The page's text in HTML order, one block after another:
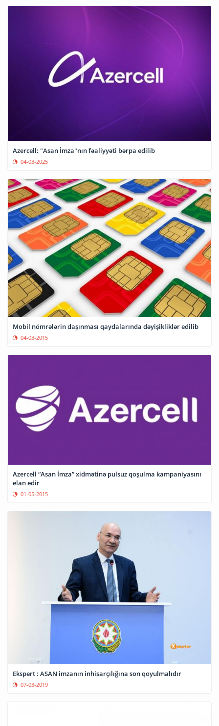
Azercell: "Asan İmza"nın fəaliyyəti bərpa edilib
04-03-2025
Mobil nömrələrin daşınması qaydalarında dəyişikliklər edilib
04-03-2015
Azercell “Asan İmza” xidmətinə pulsuz qoşulma kampaniyasını
elan edir
01-05-2015
Ekspert : ASAN imzanın inhisarçılığına son qoyulmalıdır
07-03-2019